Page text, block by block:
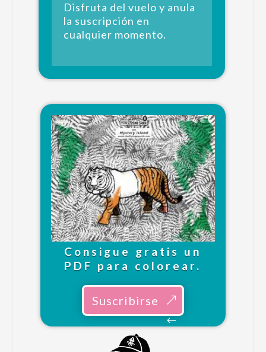
Disfruta del vuelo y anula
la suscripción en
cualquier momento.
Consigue gratis un
PDF para colorear.
Suscribirse